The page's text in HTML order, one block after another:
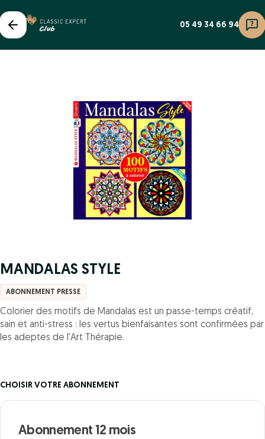
05 49 34 66 94
MANDALAS STYLE
ABONNEMENT PRESSE
Colorier des motifs de Mandalas est un passe-temps créatif,
sain et anti-stress : les vertus bienfaisantes sont confirmées par
les adeptes de l'Art Thérapie.
CHOISIR VOTRE ABONNEMENT
Abonnement 12 mois